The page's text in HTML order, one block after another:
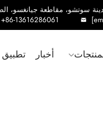
+86-13616286061
أخبار تطبيق